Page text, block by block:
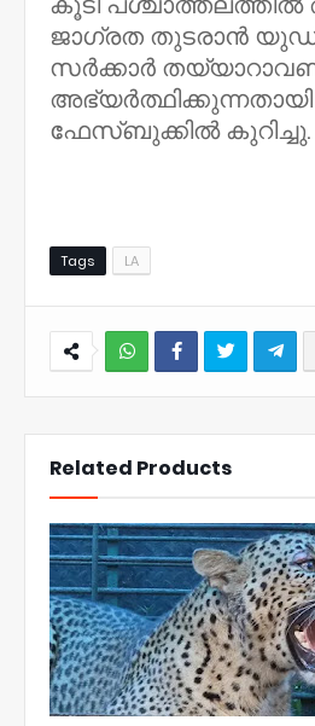
ജാഗ്രത തുടരാൻ
സർക്കാർ
അഭ്യർത്ഥിക്കുന്നതായി
ഫേസ്ബുക്കിൽ കുറിച്ചു.
Tags LA
Related Products